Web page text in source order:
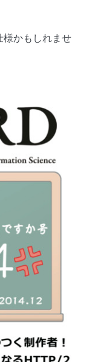
かもしれませ